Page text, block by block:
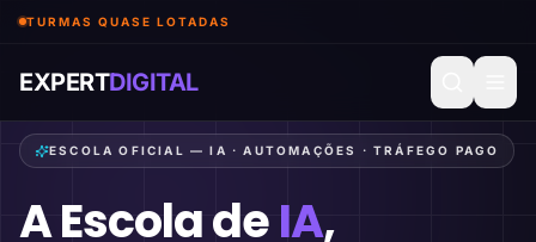
TURMAS QUASE LOTADAS
EXPERTDIGITAL
ESCOLA OFICIAL — IA · AUTOMAÇÕES · TRÁFEGO PAGO
A Escola deIA,